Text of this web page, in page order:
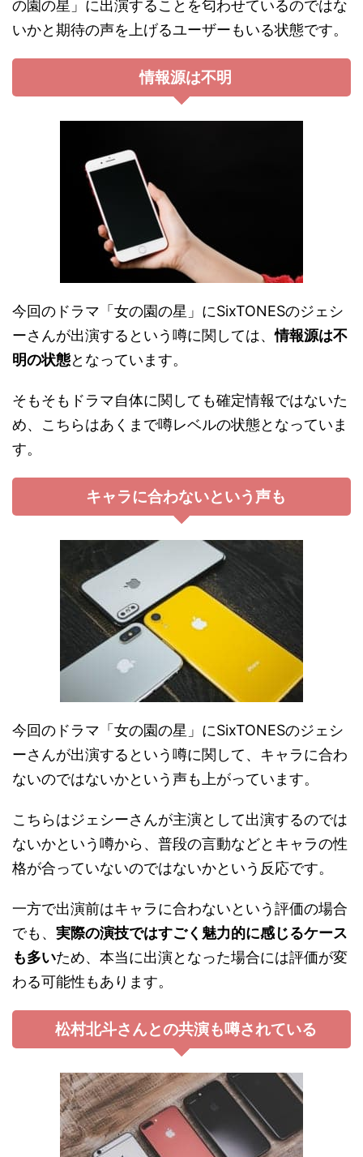
の園の星」に出演することを匂わせているのではな
いかと期待の声を上げるユーザーもいる状態です。
情報源は不明
今回のドラマ「女の園の星」にSixTONESのジェシ
ーさんが出演するという噂に関しては、情報源は不
明の状態となっています。
そもそもドラマ自体に関しても確定情報ではないた
め、こちらはあくまで噂レベルの状態となっていま
す。
キャラに合わないという声も
今回のドラマ「女の園の星」にSixTONESのジェシ
ーさんが出演するという噂に関して、キャラに合わ
ないのではないかという声も上がっています。
こちらはジェシーさんが主演として出演するのでは
ないかという噂から、普段の言動などとキャラの性
格が合っていないのではないかという反応です。
一方で出演前はキャラに合わないという評価の場合
でも、 実際の演技ではすごく魅力的に感じるケース
も多いため、本当に出演となった場合には評価が変
わる可能性もあります。
松村北斗さんとの共演も噂されている